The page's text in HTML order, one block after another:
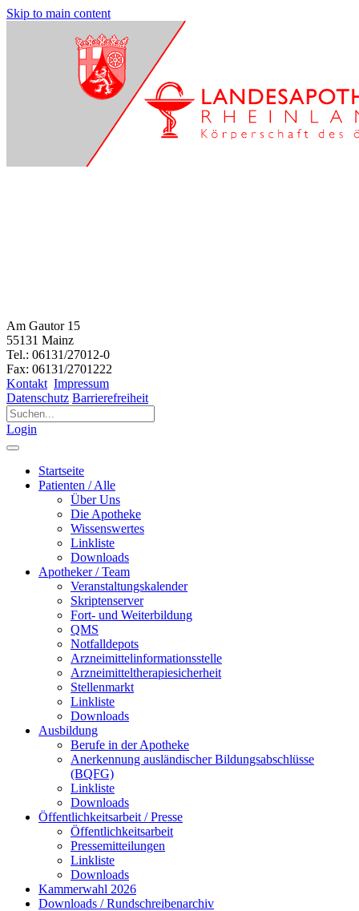
Skip to main content
Am Gautor 15
55131 Mainz
Tel.: 06131/27012-0
Fax: 06131/2701222
Kontakt Impressum
Datenschutz Barrierefreiheit
Login
Startseite
Patienten / Alle
Über Uns
Die Apotheke
Wissenswertes
Linkliste
Downloads
Apotheker / Team
Veranstaltungskalender
Skriptenserver
Fort- und Weiterbildung
QMS
Notfalldepots
Arzneimittelinformationsstelle
Arzneimitteltherapiesicherheit
Stellenmarkt
Linkliste
Downloads
Ausbildung
Berufe in der Apotheke
Anerkennung ausländischer Bildungsabschlüsse
(BQFG)
Linkliste
Downloads
Öffentlichkeitsarbeit / Presse
Öffentlichkeitsarbeit
Pressemitteilungen
Linkliste
Downloads
Kammerwahl 2026
Downloads / Rundschreibenarchiv